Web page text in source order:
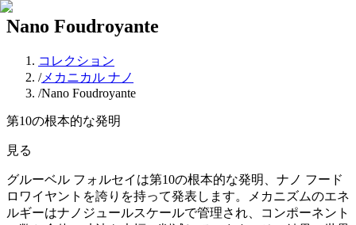
Nano Foudroyante
コレクション
/メカニカル ナノ
/Nano Foudroyante
第10の根本的な発明
見る
グルーベル フォルセイは第10の根本的な発明、ナノ フード
ロワイヤントを誇りを持って発表します。メカニズムのエネ
ルギーはナノジュールスケールで管理され、コンポーネント